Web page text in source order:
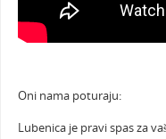
Oni nama poturaju:
Lubenica je pravi spas za